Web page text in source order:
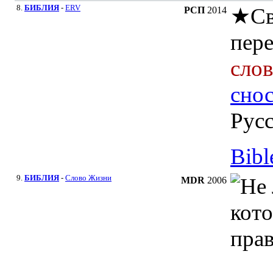
8. БИБЛИЯ - ERV РСП 2014 ★
9. БИБЛИЯ - Слово Жизни MDR 2006